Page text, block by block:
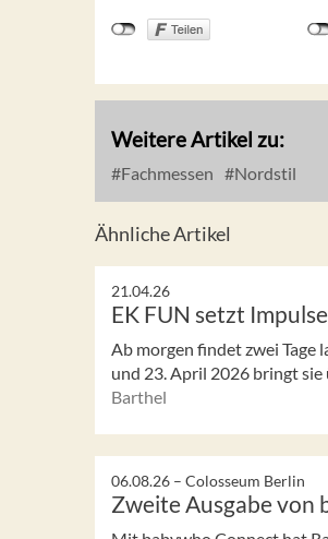
Weitere Artikel zu:
Fachmessen Nordstil
Ähnliche Artikel
21.04.26
EK FUN setzt
Ab morgen findet zwei Tage
und 23. April 2026 bringt
Barthel
06.08.26 – Colosseum Berlin
Zweite Ausgabe von